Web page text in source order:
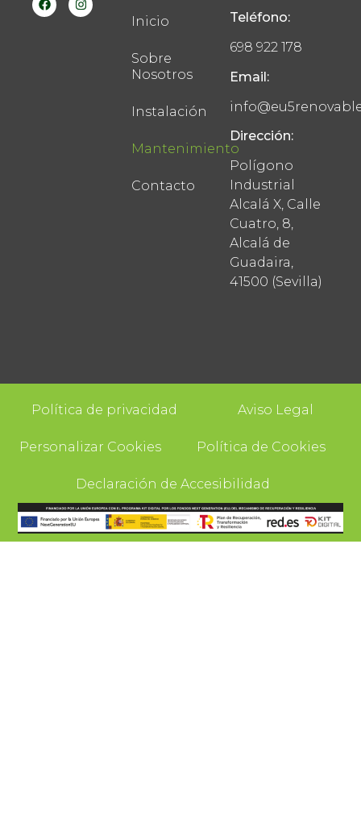
Inicio
Sobre
Nosotros
Instalación
Mantenimiento
Contacto
Teléfono:
698 922 178
Email:
Dirección:
Polígono
Industrial
Alcalá X, Calle
Cuatro, 8,
Alcalá de
Guadaira,
41500 (Sevilla)
Política de privacidad Aviso Legal
Personalizar Cookies Política de Cookies
Declaración de Accesibilidad